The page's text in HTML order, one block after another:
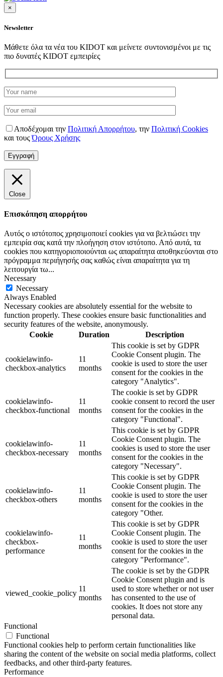
×
Newsletter
Μάθετε όλα τα νέα του KIDOT και μείνετε συντονισμένοι με τις
πιο δυνατές KIDOT εμπειρίες
Αποδέχομαι την Πολιτική Απορρήτου, την Πολιτική Cookies
και τουςΌρους Χρήσης
Close
Επισκόπηση απορρήτου
Αυτός ο ιστότοπος χρησιμοποιεί cookies για να βελτιώσει την
εμπειρία σας κατά την πλοήγηση στον ιστότοπο. Από αυτά, τα
cookies που κατηγοριοποιούνται ως απαραίτητα αποθηκεύονται στο
πρόγραμμα περιήγησής σας καθώς είναι απαραίτητα για τη
λειτουργία τω...
Necessary
Necessary
Always Enabled
Necessary cookies are absolutely essential for the website to
function properly. These cookies ensure basic functionalities and
security features of the website, anonymously.
Cookie
Duration Description
cookielawinfo-
checkbox-analytics
11
months
This cookie is set by GDPR
Cookie Consent plugin. The
cookie is used to store the user
consent for the cookies in the
category "Analytics".
cookielawinfo-
checkbox-functional
11
months
The cookie is set by GDPR
cookie consent to record the user
consent for the cookies in the
category "Functional".
cookielawinfo-
checkbox-necessary
11
months
This cookie is set by GDPR
Cookie Consent plugin. The
cookies is used to store the user
consent for the cookies in the
category "Necessary".
cookielawinfo-
checkbox-others
11
months
This cookie is set by GDPR
Cookie Consent plugin. The
cookie is used to store the user
consent for the cookies in the
category "Other.
cookielawinfo-
checkbox-
performance
11
months
This cookie is set by GDPR
Cookie Consent plugin. The
cookie is used to store the user
consent for the cookies in the
category "Performance".
viewed_cookie_policy
11
months
The cookie is set by the GDPR
Cookie Consent plugin and is
used to store whether or not user
has consented to the use of
cookies. It does not store any
personal data.
Functional
Functional
Functional cookies help to perform certain functionalities like
sharing the content of the website on social media platforms, collect
feedbacks, and other third-party features.
Performance